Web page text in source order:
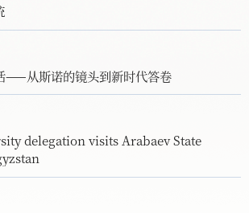
——从斯诺的镜头到新时代答卷
delegation visits Arabaev State